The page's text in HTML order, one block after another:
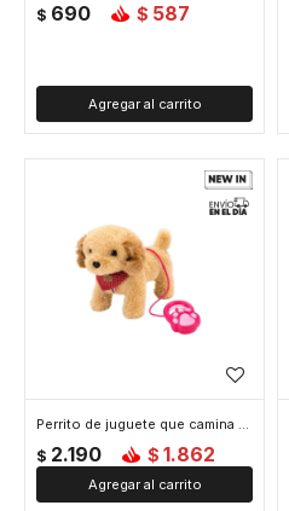
$ 690 $ 587
Perrito de juguete que camina con correa - Marron
$ 2.190 $ 1.862